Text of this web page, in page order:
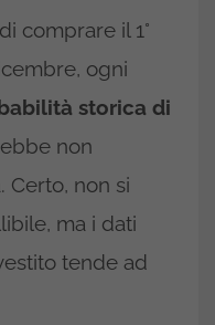
comprare il 1°
ogni
storica di
non
Certo, non si
ma i dati
tende ad